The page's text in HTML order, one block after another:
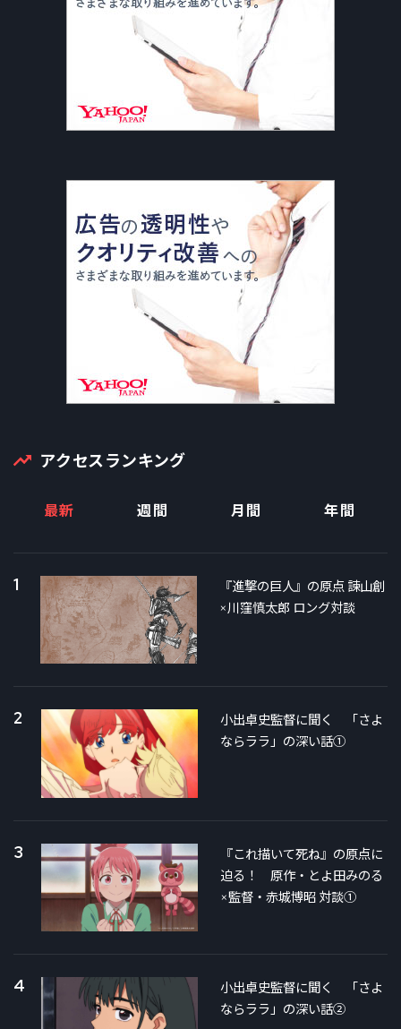
アクセスランキング
最新 週間 月間 年間
1
『進撃の巨人』の原点 諫山創
×川窪慎太郎 ロング対談
2
小出卓史監督に聞く 「さよ
ならララ」の深い話①
3
『これ描いて死ね』の原点に
迫る！ 原作・とよ田みのる
×監督・赤城博昭 対談①
4
小出卓史監督に聞く 「さよ
ならララ」の深い話②